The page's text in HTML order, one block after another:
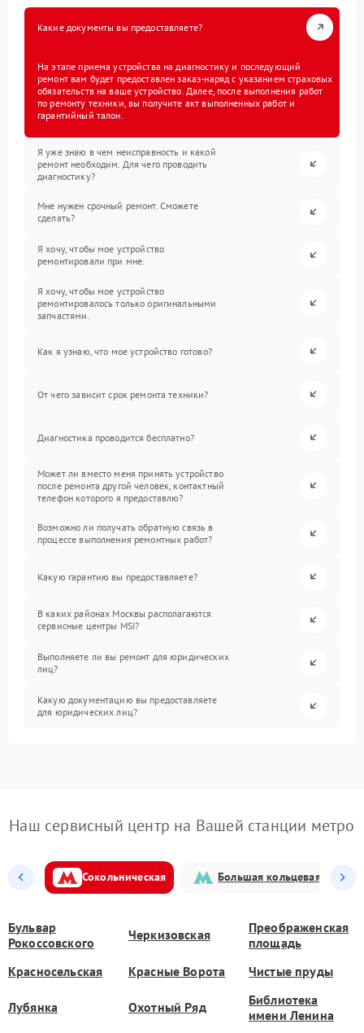
Какие документы вы предоставляете?
На этапе приема устройства на диагностику и последующий
ремонт вам будет предоставлен заказ-наряд с указанием страховых
обязательств на ваше устройство. Далее, после выполнения работ
по ремонту техники, вы получите акт выполненных работ и
гарантийный талон.
Я уже знаю в чем неисправность и какой
ремонт необходим. Для чего проводить
диагностику?
Мне нужен срочный ремонт. Сможете
сделать?
Я хочу, чтобы мое устройство
ремонтировали при мне.
Я хочу, чтобы мое устройство
ремонтировалось только оригинальными
запчастями.
Как я узнаю, что мое устройство готово?
От чего зависит срок ремонта техники?
Диагностика проводится бесплатно?
Может ли вместо меня принять устройство
после ремонта другой человек, контактный
телефон которого я предоставлю?
Возможно ли получать обратную связь в
процессе выполнения ремонтных работ?
Какую гарантию вы предоставляете?
В каких районах Москвы располагаются
сервисные центры MSI?
Выполняете ли вы ремонт для юридических
лиц?
Какую документацию вы предоставляете
для юридических лиц?
Наш сервисный центр на Вашей станции метро
Сокольническая Большая кольцевая
Бульвар
Рокоссовского
Черкизовская
Преображенская
площадь
Красносельская
Красные Ворота Чистые пруды
Лубянка Охотный Ряд
Библиотека
имени Ленина